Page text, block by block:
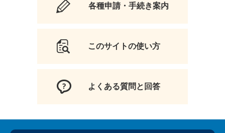
各種申請・手続き案内
このサイトの使い方
よくある質問と回答